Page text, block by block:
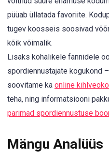
püüab üllatada favoriite.
tugev koosseis soosivad
kõik võimalik.
Lisaks kohalikele fännidele
spordiennustajate kogukond
soovitame ka online
teha, ning informatsiooni
parimad spordiennustuse
Mängu Analüüs